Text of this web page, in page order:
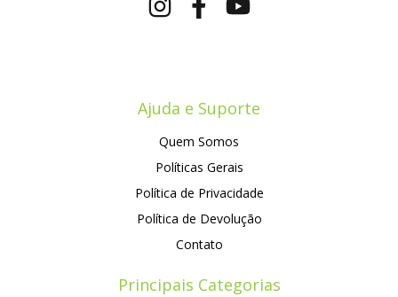
Ajuda e Suporte
Quem Somos
Políticas Gerais
Política de Privacidade
Política de Devolução
Contato
Principais Categorias